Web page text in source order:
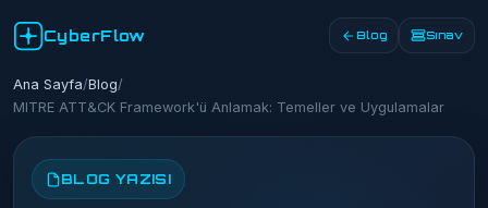
CyberFlow Blog Sınav
Ana Sayfa/Blog/
MITRE ATT&CK Framework'ü Anlamak: Temeller ve Uygulamalar
BLOG YAZISI